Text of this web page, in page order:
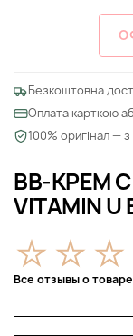
BB-КРЕМ
VITAMIN U
Все отзывы о товаре
Безкоштовна
Оплата карткою
100% оригінал —